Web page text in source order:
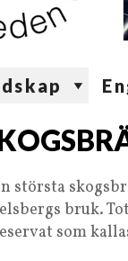
största
bruk.
som